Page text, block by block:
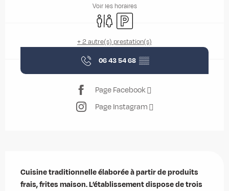
Voir les horaires
ToilettesParking
+ 2 autre(s) prestation(s)
06 43 54 68 ▒▒
Page Facebook
Page Instagram
Cuisine traditionnelle élaborée à partir de produits
frais, frites maison. L’établissement dispose de trois